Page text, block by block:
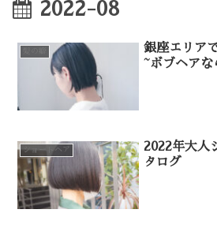
2022-08
銀座エリア
~ボブヘアな
ショートヘア
2022年大人
タログ